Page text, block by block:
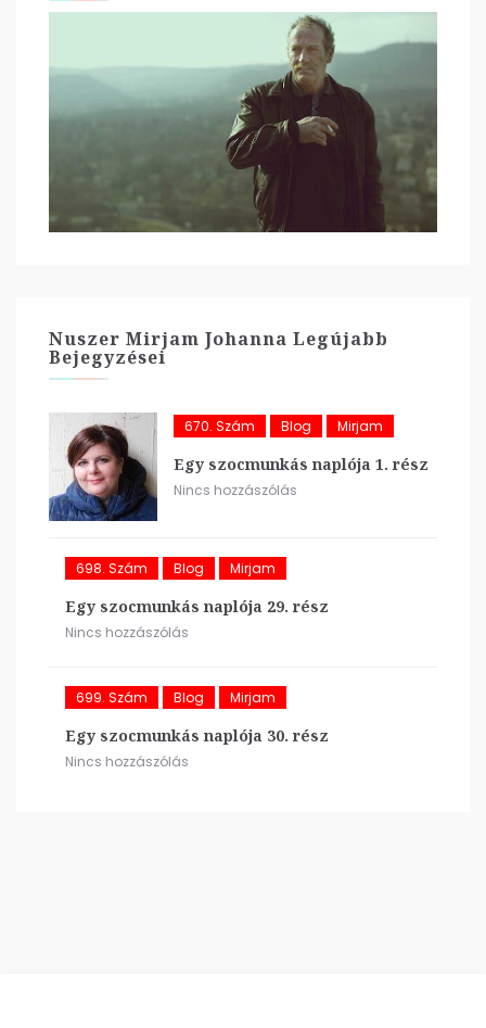
Nuszer Mirjam Johanna Legújabb
Bejegyzései
670. Szám Blog Mirjam
Egy szocmunkás naplója 1. rész
Nincs hozzászólás
698. Szám Blog Mirjam
Egy szocmunkás naplója 29. rész
Nincs hozzászólás
699. Szám Blog Mirjam
Egy szocmunkás naplója 30. rész
Nincs hozzászólás